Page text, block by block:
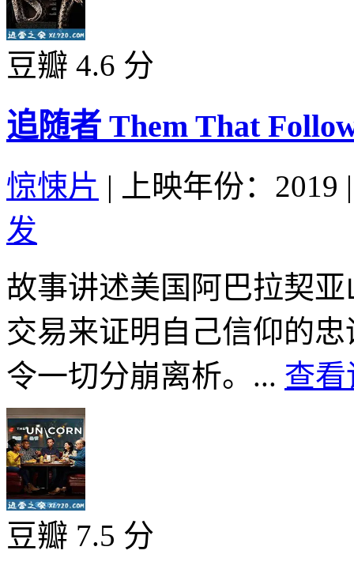
豆瓣 4.6 分
追随者 Them That
惊悚片 | 上映年份：2019 |
发
故事讲述美国阿巴拉契
交易来证明自己信仰的
令一切分崩离析。... 查看
豆瓣 7.5 分